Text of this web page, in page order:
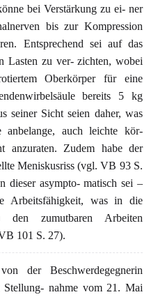
bei Verstärkung zu ei- ner
bis zur Kompression
Entsprechend sei auf das
Lasten zu ver- zichten, wobei
Oberkörper für eine
bereits 5 kg
seiner Sicht seien daher, was
anbelange, auch leichte kör-
anzuraten. Zudem habe der
Meniskusriss (vgl. VB 93 S.
dieser asympto- matisch sei –
Arbeitsfähigkeit, was in die
zumutbaren Arbeiten
101 S. 27).
der Beschwerdegegnerin
nahme vom 21. Mai